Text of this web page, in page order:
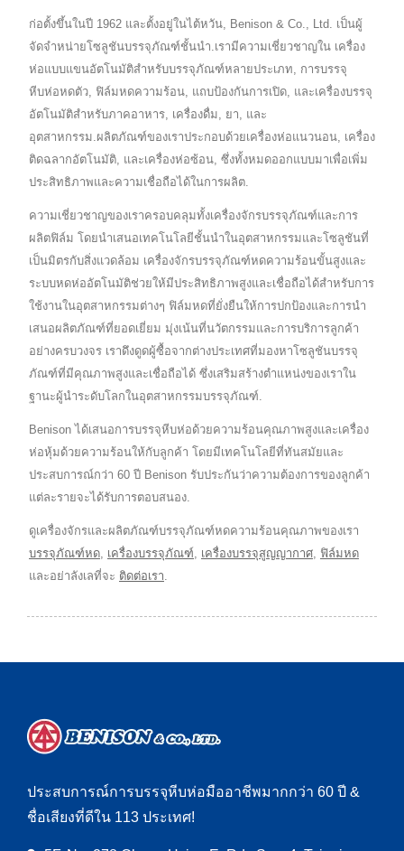
ก่อตั้งขึ้นในปี 1962 และตั้งอยู่ในไต้หวัน, Benison & Co., Ltd. เป็นผู้
จัดจำหน่ายโซลูชันบรรจุภัณฑ์ชั้นนำ.เรามีความเชี่ยวชาญใน เครื่อง
ห่อแบบแขนอัตโนมัติสำหรับบรรจุภัณฑ์หลายประเภท, การบรรจุ
หีบห่อหดตัว, ฟิล์มหดความร้อน, แถบป้องกันการเปิด, และเครื่องบรรจุ
อัตโนมัติสำหรับภาคอาหาร, เครื่องดื่ม, ยา, และ
อุตสาหกรรม.ผลิตภัณฑ์ของเราประกอบด้วยเครื่องห่อแนวนอน, เครื่อง
ติดฉลากอัตโนมัติ, และเครื่องห่อซ้อน, ซึ่งทั้งหมดออกแบบมาเพื่อเพิ่ม
ประสิทธิภาพและความเชื่อถือได้ในการผลิต.
ความเชี่ยวชาญของเราครอบคลุมทั้งเครื่องจักรบรรจุภัณฑ์และการ
ผลิตฟิล์ม โดยนำเสนอเทคโนโลยีชั้นนำในอุตสาหกรรมและโซลูชันที่
เป็นมิตรกับสิ่งแวดล้อม เครื่องจักรบรรจุภัณฑ์หดความร้อนขั้นสูงและ
ระบบหดห่ออัตโนมัติช่วยให้มีประสิทธิภาพสูงและเชื่อถือได้สำหรับการ
ใช้งานในอุตสาหกรรมต่างๆ ฟิล์มหดที่ยั่งยืนให้การปกป้องและการนำ
เสนอผลิตภัณฑ์ที่ยอดเยี่ยม มุ่งเน้นที่นวัตกรรมและการบริการลูกค้า
อย่างครบวงจร เราดึงดูดผู้ซื้อจากต่างประเทศที่มองหาโซลูชันบรรจุ
ภัณฑ์ที่มีคุณภาพสูงและเชื่อถือได้ ซึ่งเสริมสร้างตำแหน่งของเราใน
ฐานะผู้นำระดับโลกในอุตสาหกรรมบรรจุภัณฑ์.
Benison ได้เสนอการบรรจุหีบห่อด้วยความร้อนคุณภาพสูงและเครื่อง
ห่อหุ้มด้วยความร้อนให้กับลูกค้า โดยมีเทคโนโลยีที่ทันสมัยและ
ประสบการณ์กว่า 60 ปี Benison รับประกันว่าความต้องการของลูกค้า
แต่ละรายจะได้รับการตอบสนอง.
ดูเครื่องจักรและผลิตภัณฑ์บรรจุภัณฑ์หดความร้อนคุณภาพของเรา
บรรจุภัณฑ์หด, เครื่องบรรจุภัณฑ์, เครื่องบรรจุสูญญากาศ, ฟิล์มหด
และอย่าลังเลที่จะ ติดต่อเรา.
ประสบการณ์การบรรจุหีบห่อมืออาชีพมากกว่า 60 ปี &
ชื่อเสียงที่ดีใน 113 ประเทศ!